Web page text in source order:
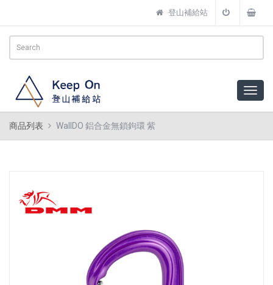
登山補給站
商品列表 WallDO 鋁合金無鎖鉤環 紫